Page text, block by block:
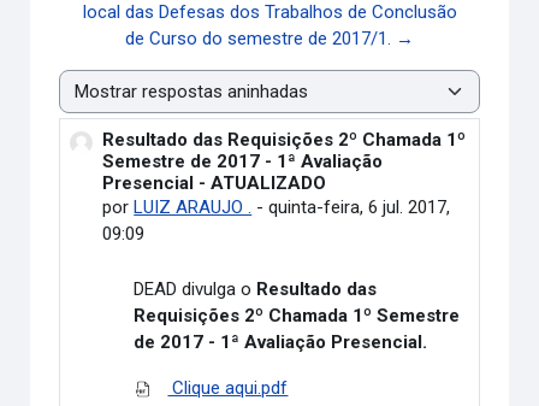
local das Defesas dos Trabalhos de Conclusão
de Curso do semestre de 2017/1. →
Modo de visualização
Resultado das Requisições 2º Chamada 1º
Semestre de 2017 - 1ª Avaliação
Presencial - ATUALIZADO
porLUIZ ARAUJO . -quinta-feira, 6 jul. 2017,
09:09
Número de respostas: 0
DEAD divulga o Resultado das
Requisições 2º Chamada 1º Semestre
de 2017 - 1ª Avaliação Presencial.
Clique aqui.pdf